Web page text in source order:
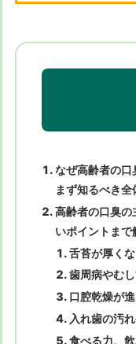
なぜ高齢者の
まず知るべき全
高齢者の口臭
いポイントまで
舌苔が厚く
歯周病やむ
口腔乾燥が
入れ歯の汚
食べる力、